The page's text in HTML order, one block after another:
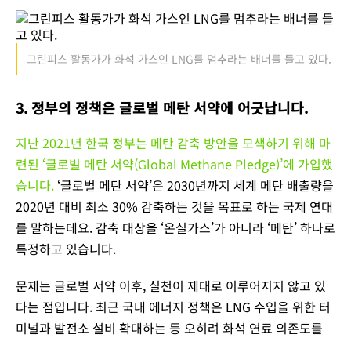
그린피스 활동가가 화석 가스인 LNG를 멈추라는 배너를 들고 있다.
3. 정부의 정책은 글로벌 메탄 서약에 어긋납니다.
지난 2021년 한국 정부는 메탄 감축 방안을 모색하기 위해 마
련된 ‘글로벌 메탄 서약(Global Methane Pledge)’에 가입했
습니다. ‘글로벌 메탄 서약’은 2030년까지 세계 메탄 배출량을
2020년 대비 최소 30% 감축하는 것을 목표로 하는 국제 연대
를 말하는데요. 감축 대상을 ‘온실가스’가 아니라 ‘메탄’ 하나로
특정하고 있습니다.
문제는 글로벌 서약 이후, 실천이 제대로 이루어지지 않고 있
다는 점입니다. 최근 국내 에너지 정책은 LNG 수입을 위한 터
미널과 발전소 설비 확대하는 등 오히려 화석 연료 의존도를